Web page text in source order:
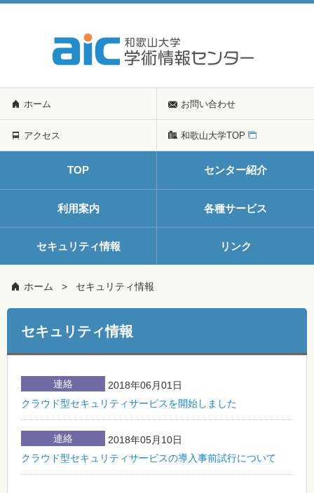
ホーム お問い合わせ
アクセス 和歌山大学TOP
TOP センター紹介
利用案内 各種サービス
セキュリティ情報 リンク
ホーム セキュリティ情報
セキュリティ情報
連絡
2018年06月01日
クラウド型セキュリティサービスを開始しました
連絡
2018年05月10日
クラウド型セキュリティサービスの導入事前試行について